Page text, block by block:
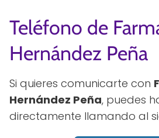
Teléfono de
Hernández Peña
Si quieres comunicarte con
Hernández Peña, puedes
directamente llamando al